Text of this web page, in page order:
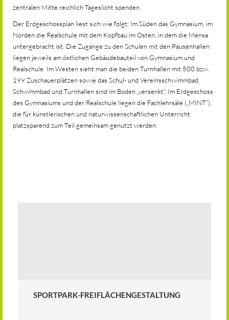
zentralen Mitte reichlich Tageslicht spenden.
Der Erdgeschossplan liest sich wie folgt: Im Süden das Gymnasium, im
Norden die Realschule mit dem Kopfbau im Osten, in dem die Mensa
untergebracht ist. Die Zugänge zu den Schulen mit den Pausenhallen
liegen jeweils am östlichen Gebäudebauteil von Gymnasium und
Realschule. Im Westen sieht man die beiden Turnhallen mit 500 bzw.
199 Zuschauerplätzen sowie das Schul- und Vereinsschwimmbad.
Schwimmbad und Turnhallen sind im Boden „versenkt“. Im Erdgeschoss
des Gymnasiums und der Realschule liegen die Fachlehrsäle („MINT“),
die für künstlerischen und naturwissenschaftlichen Unterricht
platzsparend zum Teil gemeinsam genutzt werden.
SPORTPARK-FREIFLÄCHENGESTALTUNG